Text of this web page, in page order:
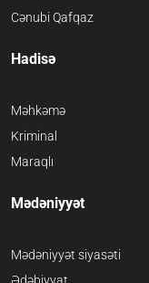
Cənubi Qafqaz
Hadisə
Məhkəmə
Kriminal
Maraqlı
Mədəniyyət
Mədəniyyət siyasəti